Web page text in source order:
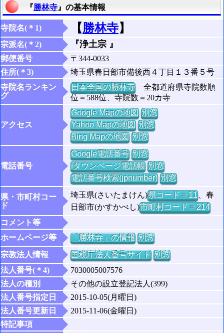
『勝林寺 』の基本情報
寺院名(＊1) 【勝林寺】
宗派名(＊2) 『浄土宗 』
郵便番号
〒344-0033
住所(＊3)
埼玉県春日部市備後西４丁目１３番５号
寺院名ランキン
グ
日本全国の勝林寺全都道府県寺院数順
位＝588位、寺院数＝20カ寺
アクセス
Google Mapの地図 別窓
Yahoo Mapの地図 別窓
Bing Mapの地図 別窓
電話番号
Google電話番号 別窓
iタウンページ電話帳 別窓
電話番号検索(jpnumber) 別窓
県・市町村コー
ド
埼玉県(さいたまけん)県コード = 11、春
日部市(かすかべし)市町村コード = 214
コメント等
ホームページ等
「勝林寺」の情報 別窓
宗教法人情報
国税庁法人番号サイト 別窓
法人番号(＊4)
7030005007576
法人の種別
その他の設立登記法人(399)
法人番号指定日
2015-10-05(月曜日)
法人番号更新日
2015-11-06(金曜日)
特記事項